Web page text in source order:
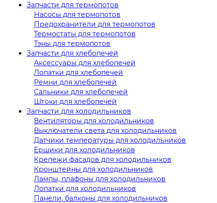
Запчасти для термопотов
Насосы для термопотов
Предохранители для термопотов
Термостаты для термопотов
Тэны для термопотов
Запчасти для хлебопечей
Аксессуары для хлебопечей
Лопатки для хлебопечей
Ремни для хлебопечей
Сальники для хлебопечей
Штоки для хлебопечей
Запчасти для холодильников
Вентиляторы для холодильников
Выключатели света для холодильников
Датчики температуры для холодильников
Ершики для холодильников
Крепежи фасадов для холодильников
Кронштейны для холодильников
Лампы, плафоны для холодильников
Лопатки для холодильников
Панели, балконы для холодильников